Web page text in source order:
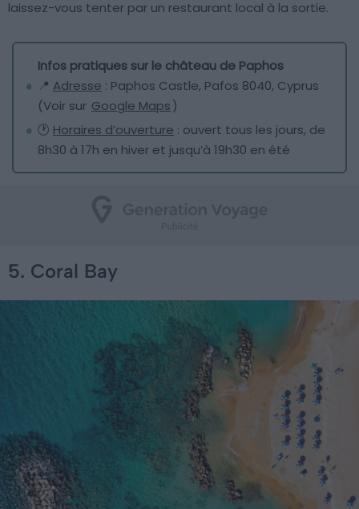
laissez-vous tenter par un restaurant local à la sortie.
Infos pratiques sur le château de Paphos
📍 Adresse : Paphos Castle, Pafos 8040, Cyprus
(Voir sur Google Maps)
🕐 Horaires d’ouverture : ouvert tous les jours, de
8h30 à 17h en hiver et jusqu’à 19h30 en été
5. Coral Bay